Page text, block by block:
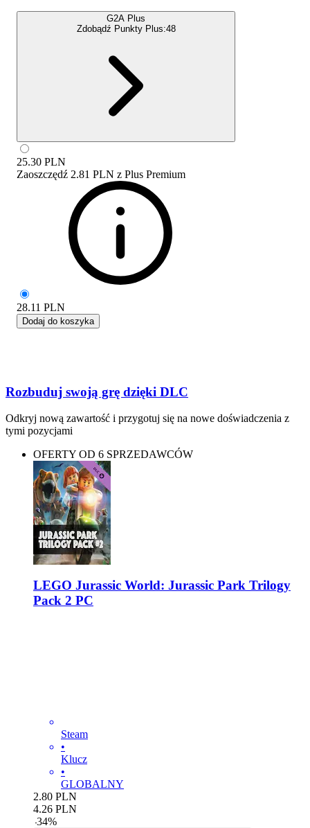
G2A Plus
Zdobądź Punkty Plus:48
25.30 PLN
Zaoszczędź 2.81 PLN z Plus Premium
28.11 PLN
Dodaj do koszyka
Rozbuduj swoją grę dzięki DLC
Odkryj nową zawartość i przygotuj się na nowe doświadczenia z
tymi pozycjami
OFERTY OD 6 SPRZEDAWCÓW
LEGO Jurassic World: Jurassic Park Trilogy
Pack 2 PC
Steam
•
Klucz
•
GLOBALNY
2.80 PLN
4.26 PLN
-34%